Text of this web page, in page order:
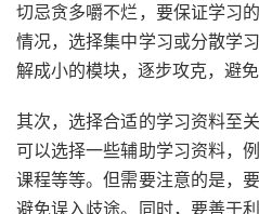
切忌贪多嚼不烂，要保证学习
情况，选择集中学习或分散学
解成小的模块，逐步攻克，避免
其次，选择合适的学习资料至
可以选择一些辅助学习资料，
课程等等。但需要注意的是，
避免误入歧途。同时，要善于